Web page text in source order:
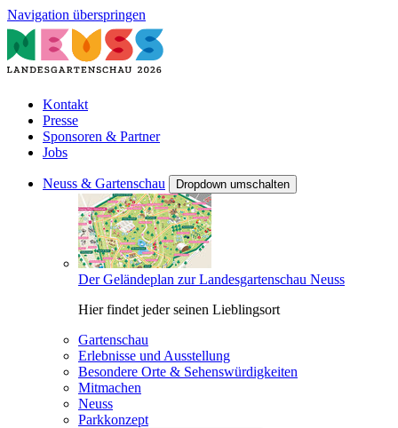
Navigation überspringen
Kontakt
Presse
Sponsoren & Partner
Jobs
Neuss & Gartenschau Dropdown umschalten
Der Geländeplan zur Landesgartenschau Neuss
Hier findet jeder seinen Lieblingsort
Gartenschau
Erlebnisse und Ausstellung
Besondere Orte & Sehenswürdigkeiten
Mitmachen
Neuss
Parkkonzept